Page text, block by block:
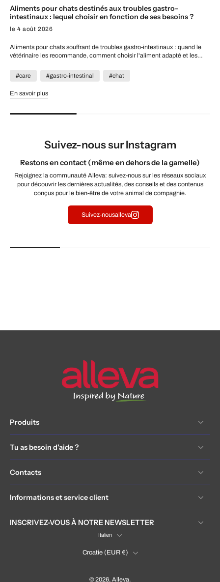
Aliments pour chats destinés aux troubles gastro-
intestinaux : lequel choisir en fonction de ses besoins ?
le 4 août 2026
Aliments pour chats souffrant de troubles gastro-intestinaux : quand le
vétérinaire les recommande, comment choisir l'aliment adapté et les
#care
#gastro-intestinal #chat
En savoir plus
Suivez-nous sur Instagram
Restons en contact (même en dehors de la gamelle)
Rejoignez la communauté Alleva: suivez-nous sur les réseaux sociaux
pour découvrir les dernières actualités, des conseils et des contenus
conçus pour le bien-être de votre animal de compagnie.
Suivez-nousalleva
Produits
Tu as besoin d'aide ?
Contacts
Informations et service client
INSCRIVEZ-VOUS À NOTRE NEWSLETTER
Italien
Croatie ‎(EUR €)‎
© 2026, Alleva.